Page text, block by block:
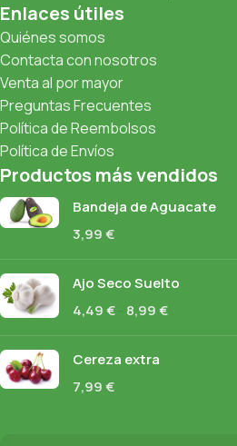
Enlaces útiles
Quiénes somos
Contacta con nosotros
Venta al por mayor
Preguntas Frecuentes
Política de Reembolsos
Política de Envíos
Productos más vendidos
Bandeja de Aguacate
3,99€
Ajo Seco Suelto
4,49€ 8,99€
Cereza extra
7,99€